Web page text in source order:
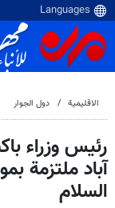
الاقلیمیة دول الجوار
رئیس وزراء
آباد ملتزمة
السلام